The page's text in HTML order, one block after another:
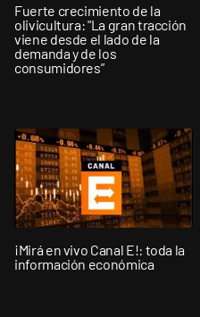
Fuerte crecimiento de la
olivicultura: "La gran tracción
viene desde el lado de la
demanda y de los
consumidores”
¡Mirá en vivo Canal E!: toda la
información económica